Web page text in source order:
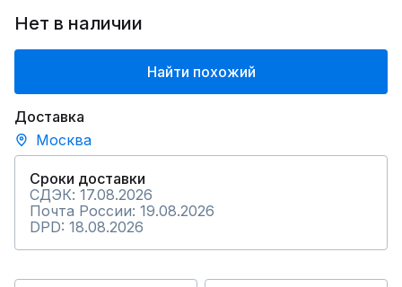
Нет в наличии
Найти похожий
Доставка
Москва
Сроки доставки
СДЭК: 17.08.2026
Почта России: 19.08.2026
DPD: 18.08.2026